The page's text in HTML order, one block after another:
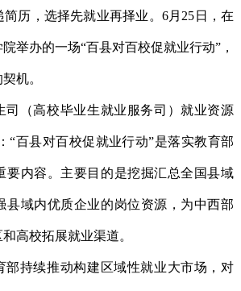
历，选择先就业再择业。6月25日，在
举办的一场“百县对百校促就业行动”，
机。
司（高校毕业生就业服务司）就业资源
“百县对百校促就业行动”是落实教育部
要内容。主要目的是挖掘汇总全国县域
县域内优质企业的岗位资源，为中西部
高校拓展就业渠道。
部持续推动构建区域性就业大市场，对